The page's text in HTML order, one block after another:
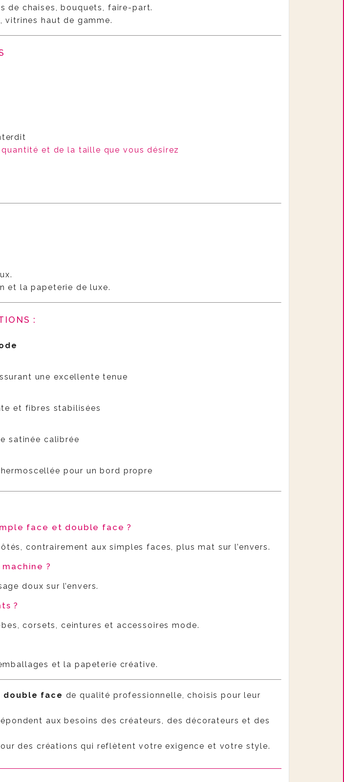
de chaises, bouquets, faire-part.
haut de gamme.
et de la taille que vous désirez
et la papeterie de luxe.
:
une excellente tenue
et fibres stabilisées
satinée calibrée
pour un bord propre
face et double face ?
contrairement aux simples faces, plus mat sur l’envers.
?
doux sur l’envers.
?
corsets, ceintures et accessoires mode.
et la papeterie créative.
double face de qualité professionnelle, choisis pour leur
aux besoins des créateurs, des décorateurs et des
des créations qui reflètent votre exigence et votre style.